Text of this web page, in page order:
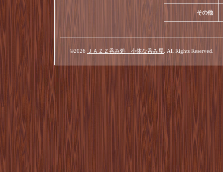
その他
©2026 ＪＡＺＺ呑み処 小体な呑み屋 . All Rights Reserved.